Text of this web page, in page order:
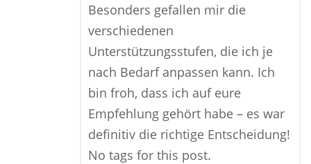
Besonders gefallen mir die
verschiedenen
Unterstützungsstufen, die ich je
nach Bedarf anpassen kann. Ich
bin froh, dass ich auf eure
Empfehlung gehört habe – es war
definitiv die richtige Entscheidung!
No tags for this post.